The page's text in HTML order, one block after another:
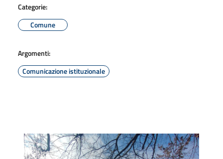
Categorie:
Comune
Argomenti:
Comunicazione istituzionale